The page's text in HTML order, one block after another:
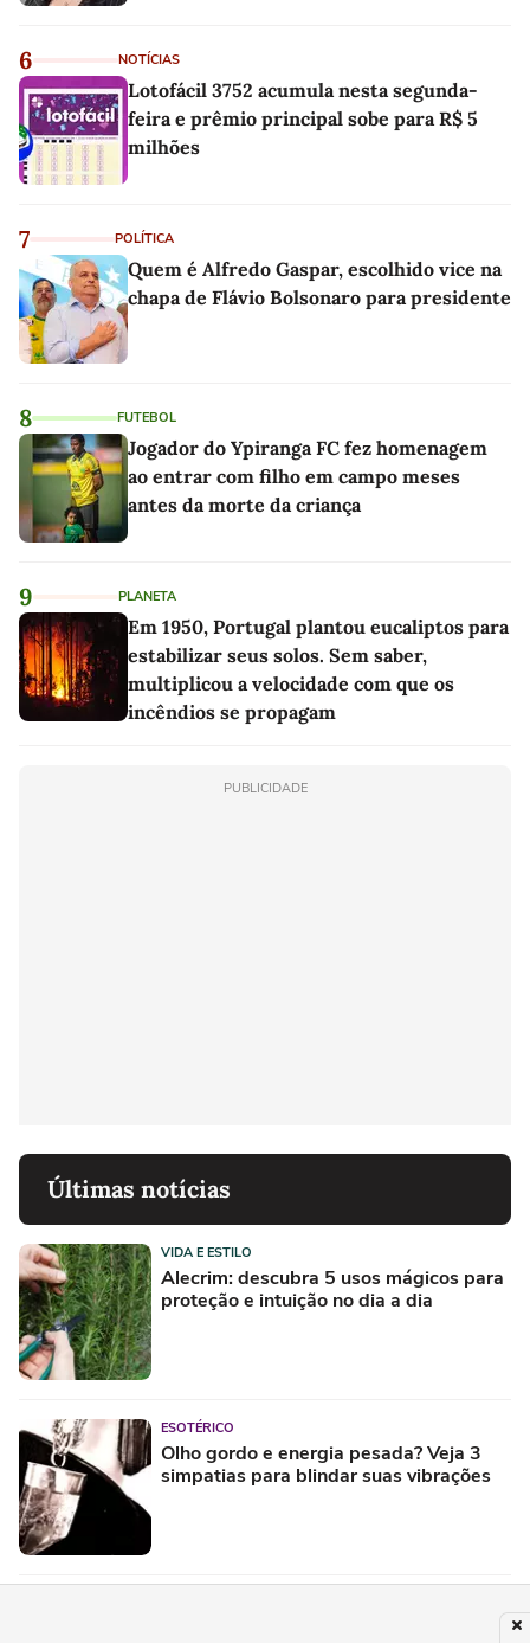
6 NOTÍCIAS
Lotofácil 3752 acumula nesta segunda-
feira e prêmio principal sobe para R$ 5
milhões
7 POLÍTICA
Quem é Alfredo Gaspar, escolhido vice na
chapa de Flávio Bolsonaro para presidente
8 FUTEBOL
Jogador do Ypiranga FC fez homenagem
ao entrar com filho em campo meses
antes da morte da criança
9 PLANETA
Em 1950, Portugal plantou eucaliptos para
estabilizar seus solos. Sem saber,
multiplicou a velocidade com que os
incêndios se propagam
PUBLICIDADE
Últimas notícias
VIDA E ESTILO
Alecrim: descubra 5 usos mágicos para
proteção e intuição no dia a dia
ESOTÉRICO
Olho gordo e energia pesada? Veja 3
simpatias para blindar suas vibrações